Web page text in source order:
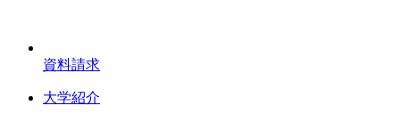
資料請求
大学紹介